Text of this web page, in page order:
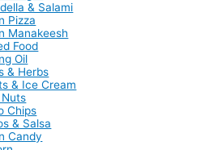
& Salami
Pizza
Manakeesh
Food
Oil
& Herbs
& Ice Cream
Chips
& Salsa
Candy